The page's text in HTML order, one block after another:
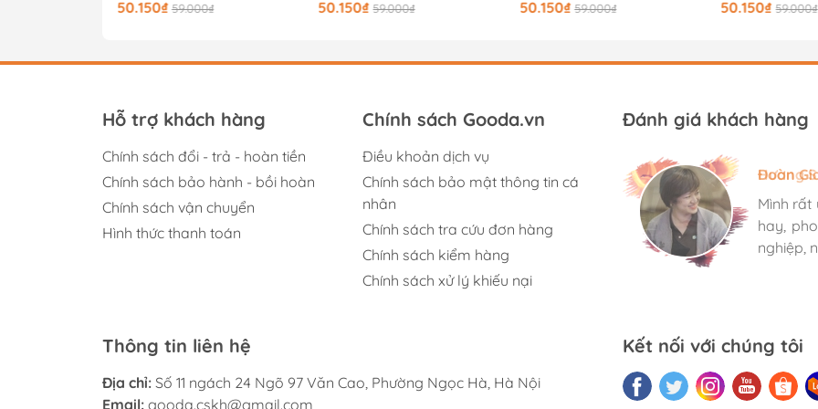
50.150₫ 59.000₫
50.150₫ 59.000₫
50.150₫ 59.000₫
50.150₫ 59.000₫
Hỗ trợ khách hàng
Chính sách đổi - trả - hoàn tiền
Chính sách bảo hành - bồi hoàn
Chính sách vận chuyển
Hình thức thanh toán
Chính sách Gooda.vn
Điều khoản dịch vụ
Chính sách bảo mật thông tin cá
nhân
Chính sách tra cứu đơn hàng
Chính sách kiểm hàng
Chính sách xử lý khiếu nại
Đánh giá khách hàng
Hương
Mình rất
hay,
nghiệp,
Đoàn
Mình rất
hay,
nghiệp,
Ngọc
Mình rất
hay,
nghiệp,
Thông tin liên hệ
Địa chỉ: Số 11 ngách 24 Ngõ 97 Văn Cao, Phường Ngọc Hà, Hà Nội
Email: gooda.cskh@gmail.com
Kết nối với chúng tôi